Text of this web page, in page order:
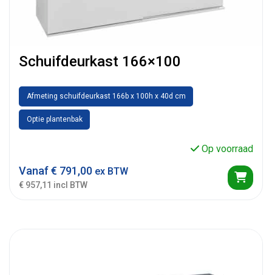
Schuifdeurkast 166×100
Afmeting schuifdeurkast 166b x 100h x 40d cm
Optie plantenbak
Op voorraad
Vanaf€ 791,00 ex BTW
€ 957,11 incl BTW